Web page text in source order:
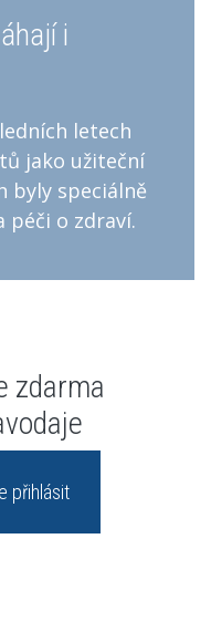
i
letech
jako užiteční
byly speciálně
péči o zdraví.
zdarma
přihlásit